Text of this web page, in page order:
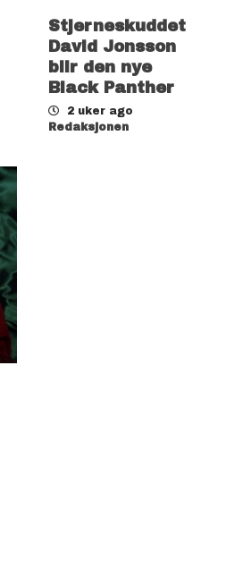
Stjerneskuddet
David Jonsson
blir den nye
Black Panther
2 uker ago
Redaksjonen